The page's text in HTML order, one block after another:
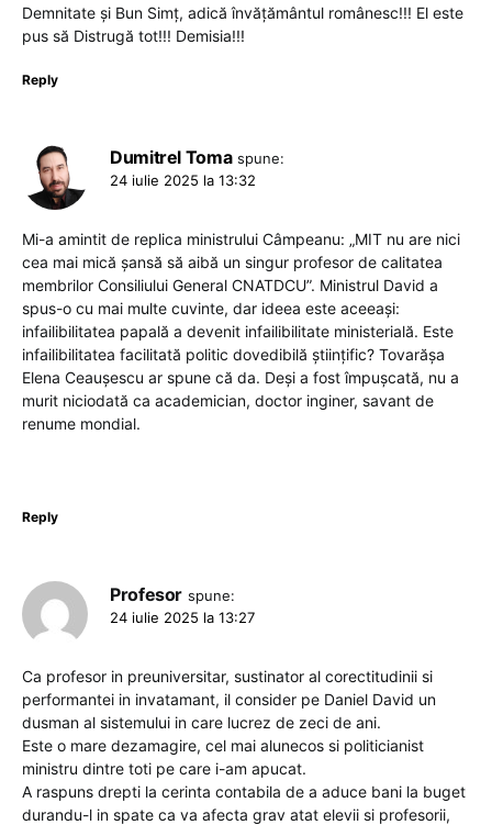
Demnitate și Bun Simț, adică învățământul românesc!!! El este
pus să Distrugă tot!!! Demisia!!!
Reply
Dumitrel Toma spune:
24 iulie 2025 la 13:32
Mi-a amintit de replica ministrului Câmpeanu: „MIT nu are nici
cea mai mică șansă să aibă un singur profesor de calitatea
membrilor Consiliului General CNATDCU”. Ministrul David a
spus-o cu mai multe cuvinte, dar ideea este aceeași:
infailibilitatea papală a devenit infailibilitate ministerială. Este
infailibilitatea facilitată politic dovedibilă științific? Tovarășa
Elena Ceaușescu ar spune că da. Deși a fost împușcată, nu a
murit niciodată ca academician, doctor inginer, savant de
renume mondial.
Reply
Profesor spune:
24 iulie 2025 la 13:27
Ca profesor in preuniversitar, sustinator al corectitudinii si
performantei in invatamant, il consider pe Daniel David un
dusman al sistemului in care lucrez de zeci de ani.
Este o mare dezamagire, cel mai alunecos si politicianist
ministru dintre toti pe care i-am apucat.
A raspuns drepti la cerinta contabila de a aduce bani la buget
durandu-l in spate ca va afecta grav atat elevii si profesorii,